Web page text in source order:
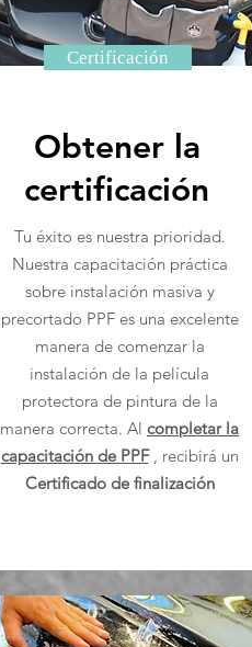
Certificación
Obtener la
certificación
Tu éxito es nuestra prioridad.
Nuestra capacitación práctica
sobre instalación masiva y
precortado PPF es una excelente
manera de comenzar la
instalación de la película
protectora de pintura de la
manera correcta. Al completar la
capacitación de PPF, recibirá un
Certificado de finalización